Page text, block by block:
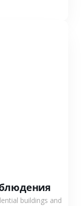
buildings and